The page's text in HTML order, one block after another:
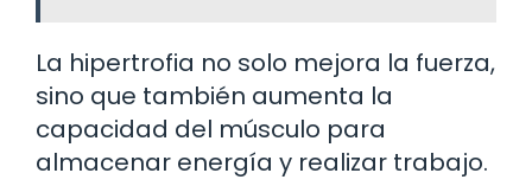
La hipertrofia no solo mejora la fuerza,
sino que también aumenta la
capacidad del músculo para
almacenar energía y realizar trabajo.